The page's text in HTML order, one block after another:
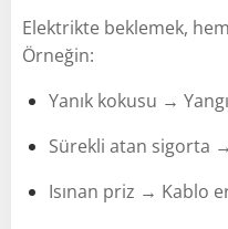
Elektrikte beklemek,
Örneğin:
Yanık kokusu →
Sürekli atan sigorta
Isınan priz → Kablo